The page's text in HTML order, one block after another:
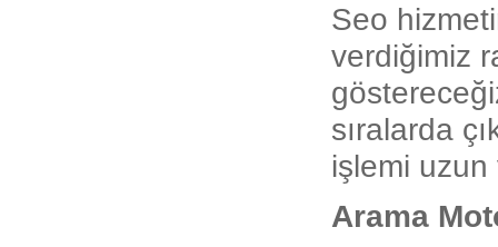
Seo
verdiğimiz
sıralarda
işlemi
Arama